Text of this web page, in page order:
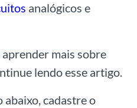
analógicos e
mais sobre
lendo esse artigo.
cadastre o